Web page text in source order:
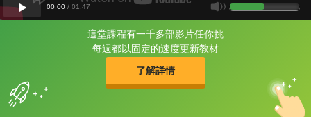
這堂課程有一千多部影片任你挑
每週都以固定的速度更新教材
了解詳情
片尾有
攻其不背
的品牌故事
00:00 / 01 :47